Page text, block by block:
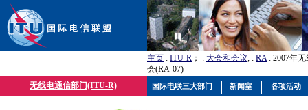
主页 : ITU-R ； : 大会和会议; : RA: 2007年
会(RA-07)
无线电通信部门(ITU-R)
国际电联三大部门 新闻室 各项活动